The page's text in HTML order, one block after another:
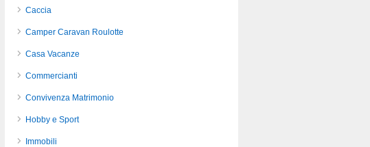
Caccia
Camper Caravan Roulotte
Casa Vacanze
Commercianti
Convivenza Matrimonio
Hobby e Sport
Immobili